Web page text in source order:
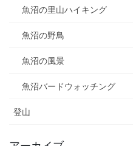
魚沼の里山ハイキング
魚沼の野鳥
魚沼の風景
魚沼バードウォッチング
登山